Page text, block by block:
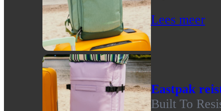
Lees meer
Eastpak
Built To